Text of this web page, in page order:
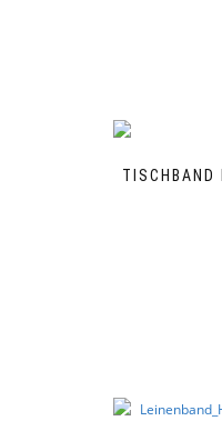
TISCHBAND